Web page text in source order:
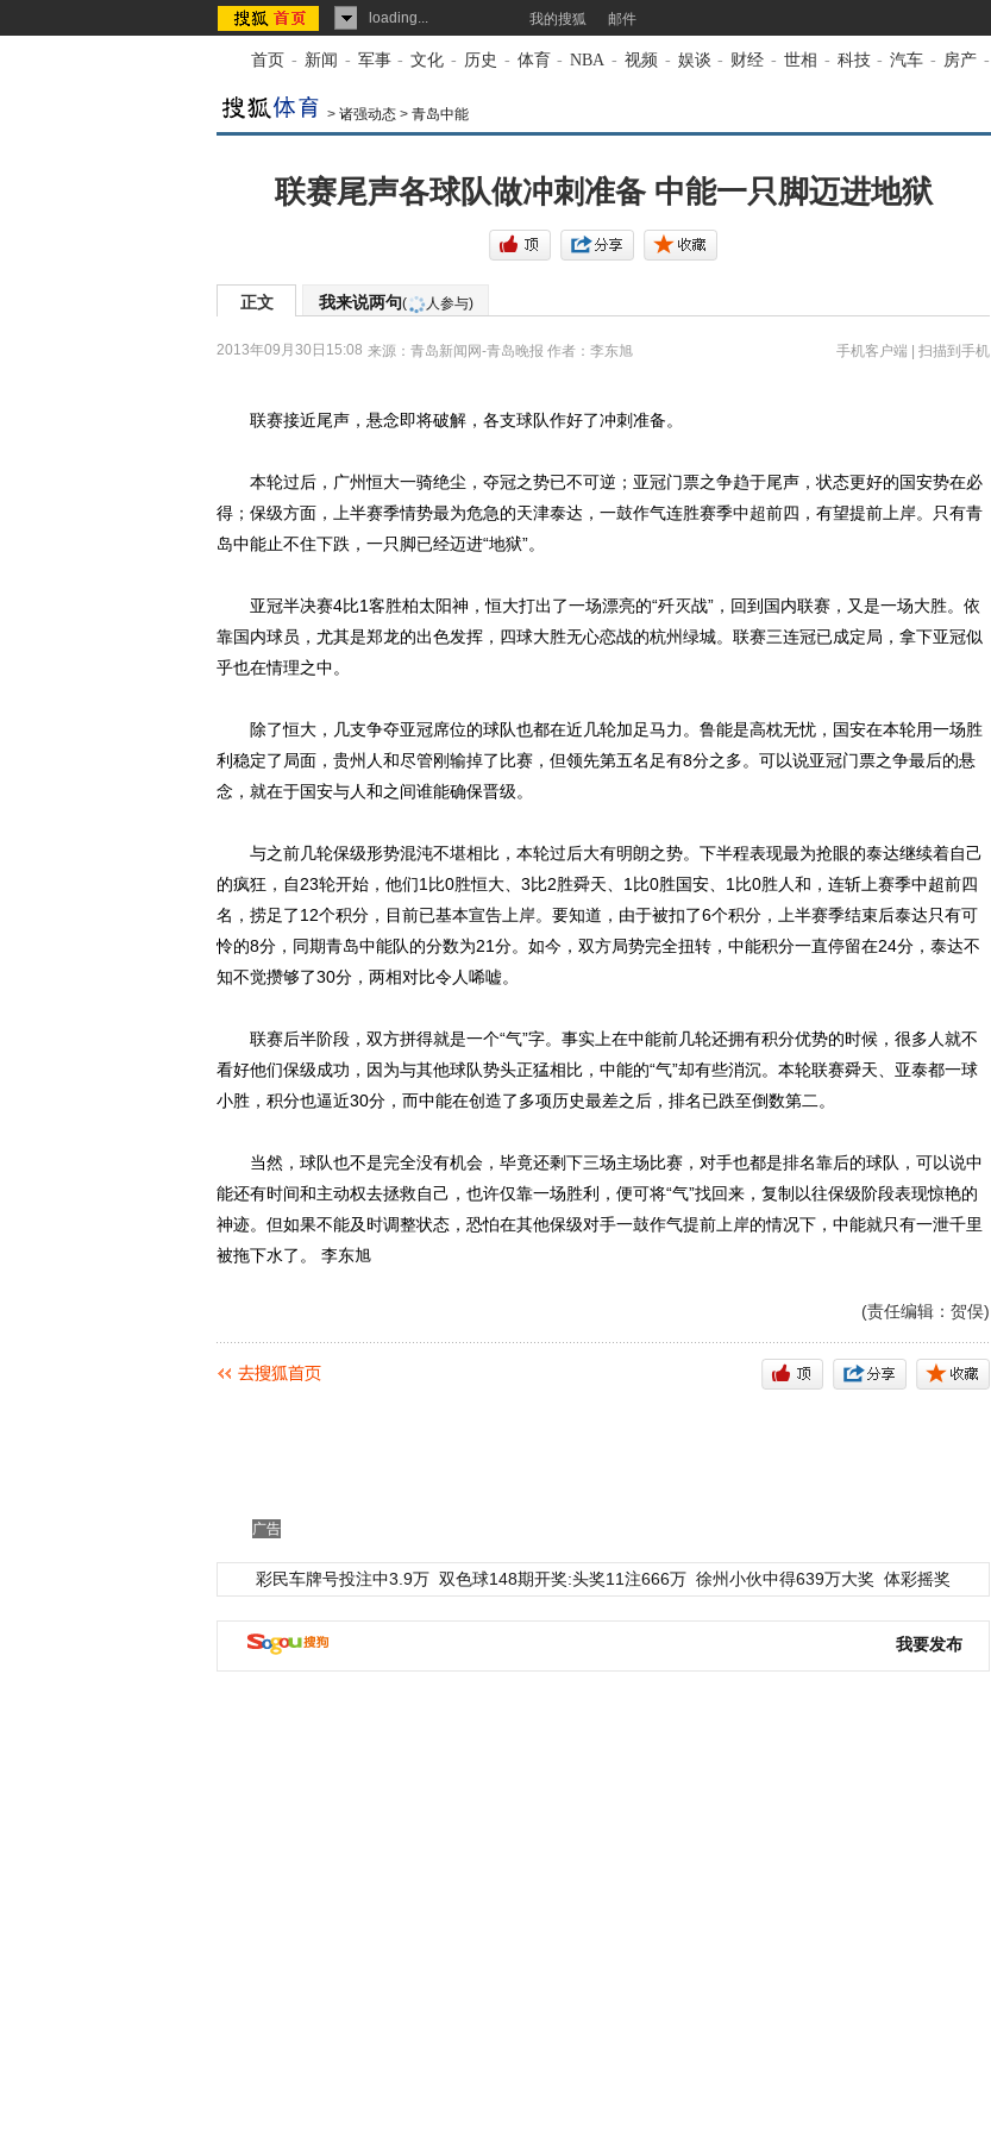
loading... 我的搜狐 邮件
首页 - 新闻 - 军事 - 文化 - 历史 - 体育 - NBA - 视频 - 娱谈 - 财经 - 世相 - 科技 - 汽车 - 房产 -
> 诸强动态 > 青岛中能
联赛尾声各球队做冲刺准备 中能一只脚迈进地狱
正文 我来说两句( 人参与)
2013年09月30日15:08 来源： 青岛新闻网-青岛晚报 作者：李东旭 手机客户端 扫描到手机
联赛接近尾声，悬念即将破解，各支球队作好了冲刺准备。
本轮过后，广州恒大一骑绝尘，夺冠之势已不可逆；亚冠门票之争趋于尾声，状态更好的国安势在必
得；保级方面，上半赛季情势最为危急的天津泰达，一鼓作气连胜赛季中超前四，有望提前上岸。只有青
岛中能止不住下跌，一只脚已经迈进“地狱”。
亚冠半决赛4比1客胜柏太阳神，恒大打出了一场漂亮的“歼灭战”，回到国内联赛，又是一场大胜。依
靠国内球员，尤其是郑龙的出色发挥，四球大胜无心恋战的杭州绿城。联赛三连冠已成定局，拿下亚冠似
乎也在情理之中。
除了恒大，几支争夺亚冠席位的球队也都在近几轮加足马力。鲁能是高枕无忧，国安在本轮用一场胜
利稳定了局面，贵州人和尽管刚输掉了比赛，但领先第五名足有8分之多。可以说亚冠门票之争最后的悬
念，就在于国安与人和之间谁能确保晋级。
与之前几轮保级形势混沌不堪相比，本轮过后大有明朗之势。下半程表现最为抢眼的泰达继续着自己
的疯狂，自23轮开始，他们1比0胜恒大、3比2胜舜天、1比0胜国安、1比0胜人和，连斩上赛季中超前四
名，捞足了12个积分，目前已基本宣告上岸。要知道，由于被扣了6个积分，上半赛季结束后泰达只有可
怜的8分，同期青岛中能队的分数为21分。如今，双方局势完全扭转，中能积分一直停留在24分，泰达不
知不觉攒够了30分，两相对比令人唏嘘。
联赛后半阶段，双方拼得就是一个“气”字。事实上在中能前几轮还拥有积分优势的时候，很多人就不
看好他们保级成功，因为与其他球队势头正猛相比，中能的“气”却有些消沉。本轮联赛舜天、亚泰都一球
小胜，积分也逼近30分，而中能在创造了多项历史最差之后，排名已跌至倒数第二。
当然，球队也不是完全没有机会，毕竟还剩下三场主场比赛，对手也都是排名靠后的球队，可以说中
能还有时间和主动权去拯救自己，也许仅靠一场胜利，便可将“气”找回来，复制以往保级阶段表现惊艳的
神迹。但如果不能及时调整状态，恐怕在其他保级对手一鼓作气提前上岸的情况下，中能就只有一泄千里
被拖下水了。 李东旭
(责任编辑：贺俣)
广告
彩民车牌号投注中3.9万 双色球148期开奖:头奖11注666万 徐州小伙中得639万大奖 体彩摇奖
我要发布